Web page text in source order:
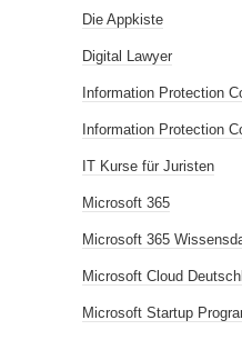
Die Appkiste
Digital Lawyer
Information Protection
Information Protection
IT Kurse für Juristen
Microsoft 365
Microsoft 365
Microsoft Cloud
Microsoft Startup